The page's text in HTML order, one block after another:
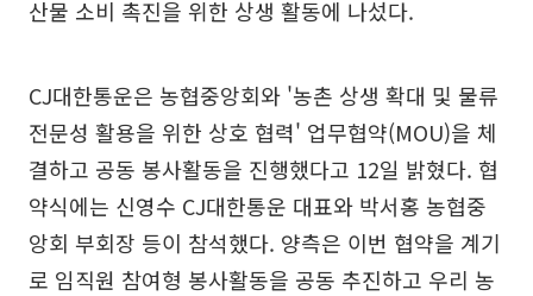
산물 소비 촉진을 위한 상생 활동에 나섰다.
CJ대한통운은 농협중앙회와 '농촌 상생 확대 및 물류
전문성 활용을 위한 상호 협력' 업무협약(MOU)을 체
결하고 공동 봉사활동을 진행했다고 12일 밝혔다. 협
약식에는 신영수 CJ대한통운 대표와 박서홍 농협중
앙회 부회장 등이 참석했다. 양측은 이번 협약을 계기
로 임직원 참여형 봉사활동을 공동 추진하고 우리 농